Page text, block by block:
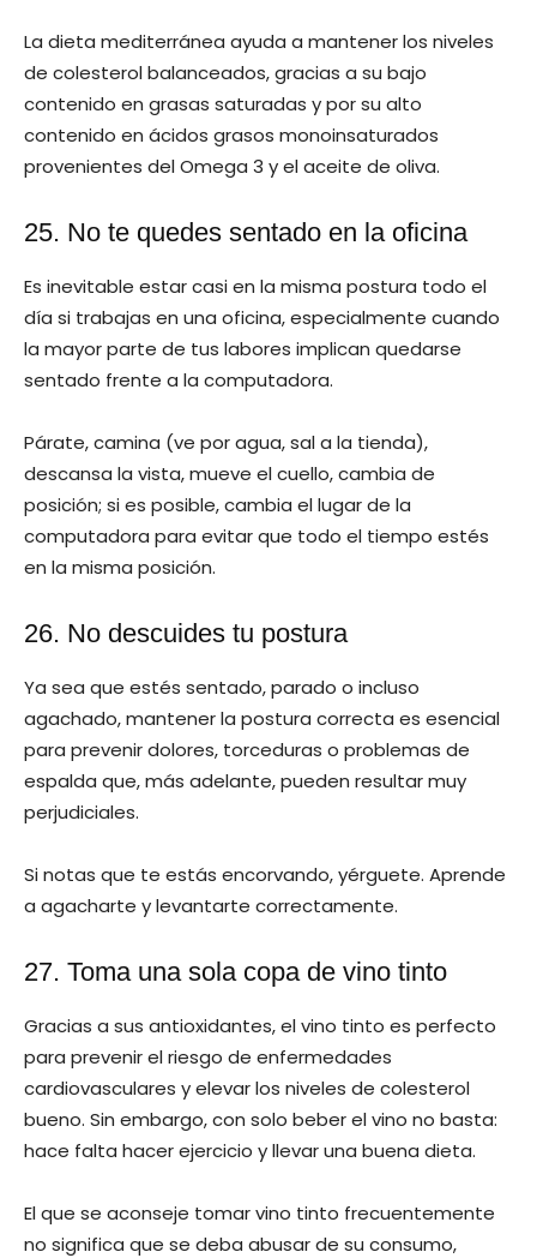
La dieta mediterránea ayuda a mantener los niveles
de colesterol balanceados, gracias a su bajo
contenido en grasas saturadas y por su alto
contenido en ácidos grasos monoinsaturados
provenientes del Omega 3 y el aceite de oliva.
25. No te quedes sentado en la oficina
Es inevitable estar casi en la misma postura todo el
día si trabajas en una oficina, especialmente cuando
la mayor parte de tus labores implican quedarse
sentado frente a la computadora.
Párate, camina (ve por agua, sal a la tienda),
descansa la vista, mueve el cuello, cambia de
posición; si es posible, cambia el lugar de la
computadora para evitar que todo el tiempo estés
en la misma posición.
26. No descuides tu postura
Ya sea que estés sentado, parado o incluso
agachado, mantener la postura correcta es esencial
para prevenir dolores, torceduras o problemas de
espalda que, más adelante, pueden resultar muy
perjudiciales.
Si notas que te estás encorvando, yérguete. Aprende
a agacharte y levantarte correctamente.
27. Toma una sola copa de vino tinto
Gracias a sus antioxidantes, el vino tinto es perfecto
para prevenir el riesgo de enfermedades
cardiovasculares y elevar los niveles de colesterol
bueno. Sin embargo, con solo beber el vino no basta:
hace falta hacer ejercicio y llevar una buena dieta.
El que se aconseje tomar vino tinto frecuentemente
no significa que se deba abusar de su consumo,